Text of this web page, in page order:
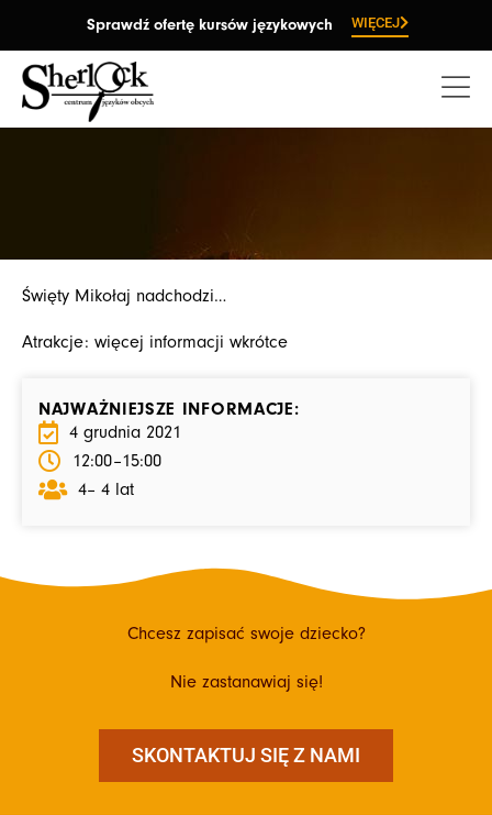
treści
Sprawdź ofertę kursów językowych WIĘCEJ
Święty Mikołaj nadchodzi…
Atrakcje: więcej informacji wkrótce
NAJWAŻNIEJSZE INFORMACJE:
4 grudnia 2021
12:00–15:00
4– 4 lat
Chcesz zapisać swoje dziecko?
Nie zastanawiaj się!
SKONTAKTUJ SIĘ Z NAMI